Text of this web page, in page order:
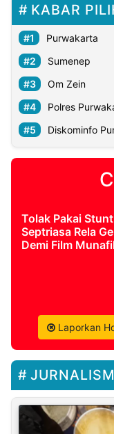
KABAR
Purwakarta
Sumenep
Om Zein
Polres
Diskominfo
Tolak Pakai
Septriasa Rela
Demi Film
Laporkan